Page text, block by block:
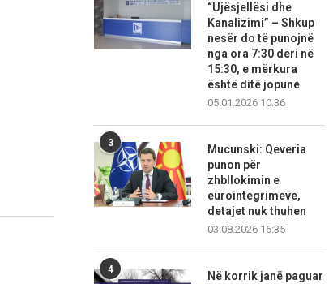
“Ujësjellësi dhe
Kanalizimi” – Shkup
nesër do të punojnë
nga ora 7:30 deri në
15:30, e mërkura
është ditë jopune
05.01.2026 10:36
3
Mucunski: Qeveria
punon për
zhbllokimin e
eurointegrimeve,
detajet nuk thuhen
03.08.2026 16:35
4
Në korrik janë paguar